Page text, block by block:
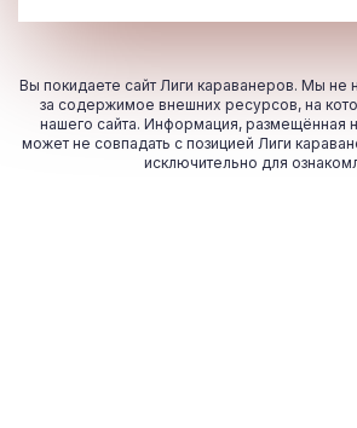
Вы покидаете сайт Лиги караванеров. Мы не
за содержимое внешних ресурсов, на
нашего сайта. Информация, размещённая
может не совпадать с позицией Лиги
исключительно для